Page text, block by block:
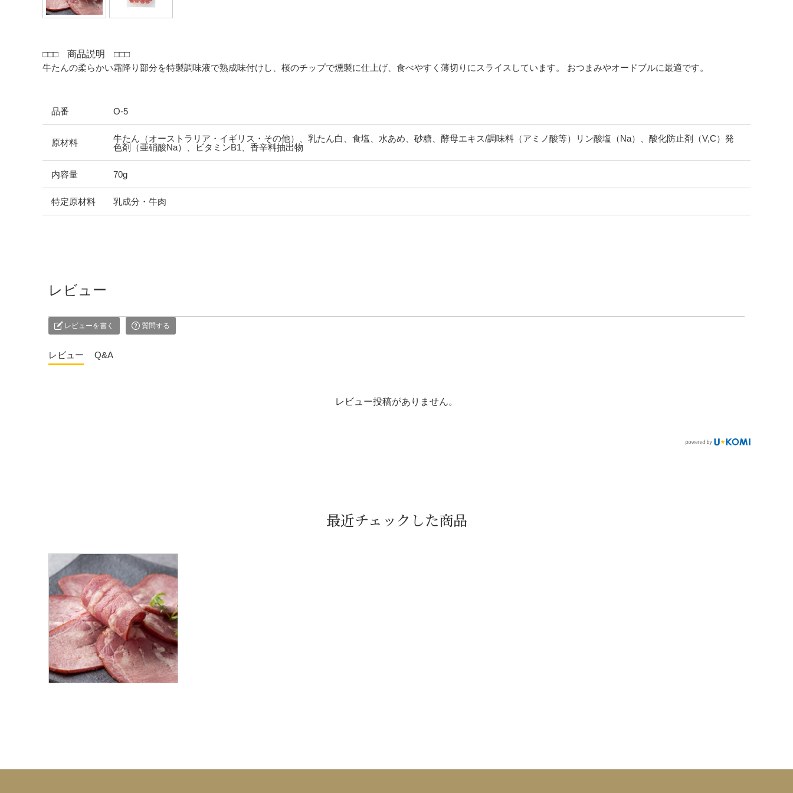
□□□ 商品説明
□□□
牛たんの柔らかい霜降り部分を特製調味液で熟成味付けし、桜のチップで燻製に仕上げ、食べやすく薄切りにスライスしています。 おつまみやオードブルに最適です。
品番 O-5
原材料
牛たん（オーストラリア・イギリス・その他）、乳たん白、食塩、水あめ、砂糖、酵母エキス/調味料（アミノ酸等）リン酸塩（Na）、酸化防止剤（V,C）発
色剤（亜硝酸Na）、ビタミンB1、香辛料抽出物
内容量 70g
特定原材料 乳成分・牛肉
レビュー
レビューを書く 質問する
レビュー Q&A
レビュー投稿がありません。
最近チェックした商品